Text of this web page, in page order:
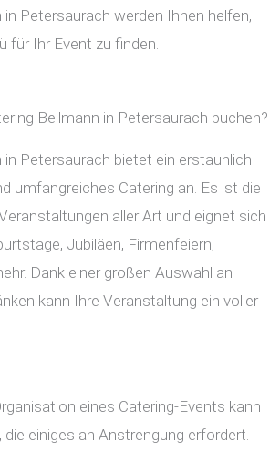
in Petersaurach werden Ihnen helfen,
für Ihr Event zu finden.
Bellmann in Petersaurach buchen?
in Petersaurach bietet ein erstaunlich
umfangreiches Catering an. Es ist die
aller Art und eignet sich
Jubiläen, Firmenfeiern,
Dank einer großen Auswahl an
kann Ihre Veranstaltung ein voller
eines Catering-Events kann
die einiges an Anstrengung erfordert.